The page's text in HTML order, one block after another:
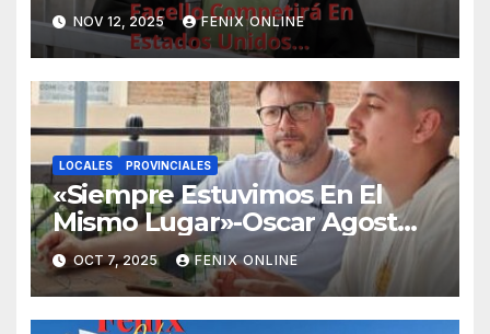
NOV 12, 2025 FENIX ONLINE
LOCALES PROVINCIALES
«Siempre Estuvimos En El
Mismo Lugar»-Oscar Agost
Carreño-
OCT 7, 2025 FENIX ONLINE